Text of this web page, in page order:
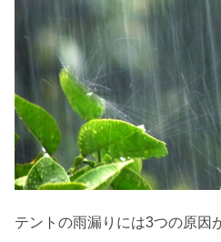
テントの雨漏りには3つの原因